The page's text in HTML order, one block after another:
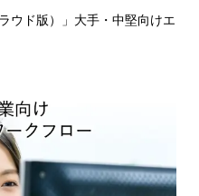
ウド版）」大手・中堅向けエ